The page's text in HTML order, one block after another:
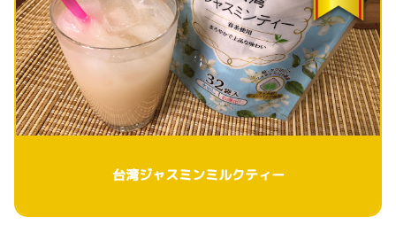
台湾ジャスミンミルクティー